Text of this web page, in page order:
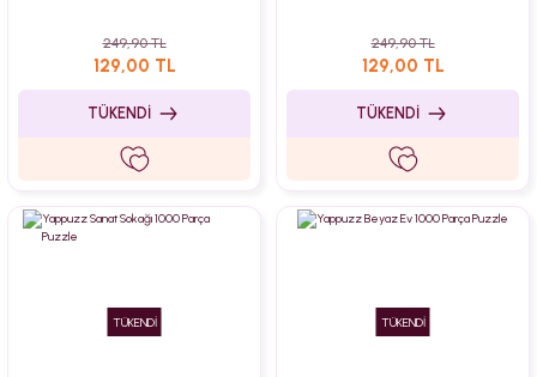
249,90 TL
129,00 TL
TÜKENDİ
249,90 TL
129,00 TL
TÜKENDİ
TÜKENDİ TÜKENDİ